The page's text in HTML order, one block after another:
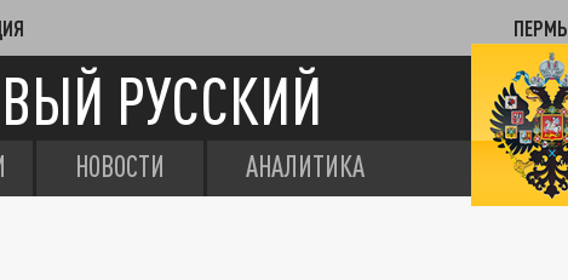
ПЕРМЬ
РУССКИЙ
НОВОСТИ АНАЛИТИКА